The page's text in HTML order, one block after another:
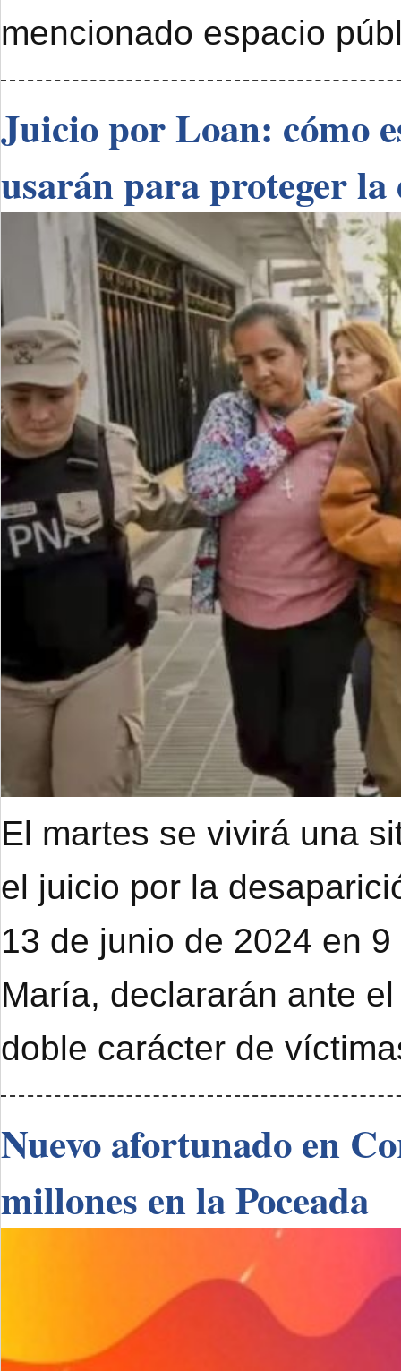
mencionado espacio
Juicio por Loan: cómo
usarán para proteger
El martes se vivirá una
el juicio por la
13 de junio de 2024 en
María, declararán ante
doble carácter de
Nuevo afortunado en
millones en la Poceada